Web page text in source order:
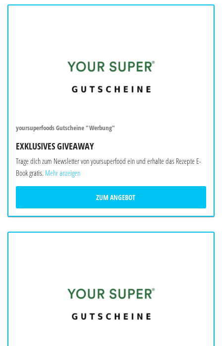
yoursuperfoods Gutscheine "Werbung"
EXKLUSIVES GIVEAWAY
Trage dich zum Newsletter von yoursuperfood ein und erhalte das Rezepte E-
Book gratis. Mehr anzeigen
ZUM ANGEBOT